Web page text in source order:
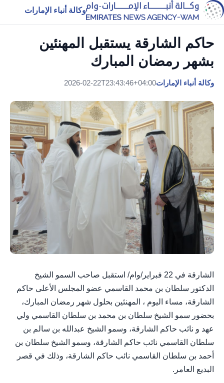
وكالة أنباء الإمارات
حاكم الشارقة يستقبل المهنئين
بشهر رمضان المبارك
وكالة أنباء الإمارات2026-02-22T23:43:46+04:00
الشارقة في 22 فبراير/وام/ استقبل صاحب السمو الشيخ
الدكتور سلطان بن محمد القاسمي عضو المجلس الأعلى حاكم
الشارقة، مساء اليوم ، المهنئين بحلول شهر رمضان المبارك،
بحضور سمو الشيخ سلطان بن محمد بن سلطان القاسمي ولي
عهد و نائب حاكم الشارقة، وسمو الشيخ عبدالله بن سالم بن
سلطان القاسمي نائب حاكم الشارقة، وسمو الشيخ سلطان بن
أحمد بن سلطان القاسمي نائب حاكم الشارقة، وذلك في قصر
البديع العامر.